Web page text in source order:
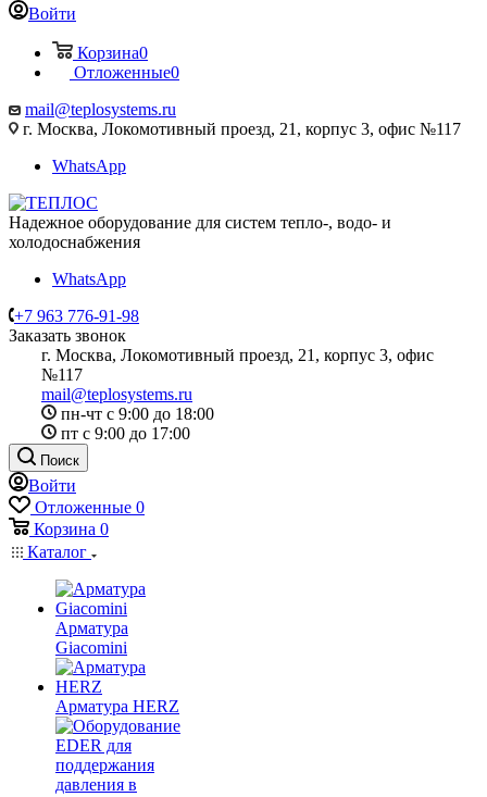
Войти
Корзина0
Отложенные0
mail@teplosystems.ru
г. Москва, Локомотивный проезд, 21, корпус 3, офис №117
WhatsApp
Надежное оборудование для систем тепло-, водо- и
холодоснабжения
WhatsApp
+7 963 776-91-98
Заказать звонок
г. Москва, Локомотивный проезд, 21, корпус 3, офис
№117
mail@teplosystems.ru
пн-чт с 9:00 до 18:00
пт с 9:00 до 17:00
Поиск
Войти
Отложенные 0
Корзина 0
Каталог
Арматура
Giacomini
Арматура HERZ